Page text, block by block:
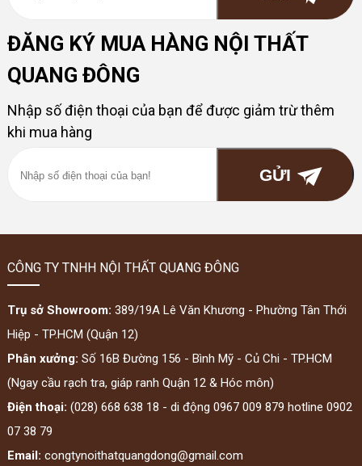
ĐĂNG KÝ MUA HÀNG NỘI THẤT
QUANG ĐÔNG
Nhập số điện thoại của bạn để được giảm trừ thêm
khi mua hàng
CÔNG TY TNHH NỘI THẤT QUANG ĐÔNG
Trụ sở Showroom: 389/19A Lê Văn Khương - Phường Tân Thới
Hiệp - TP.HCM (Quận 12)
Phân xưởng: Số 16B Đường 156 - Bình Mỹ - Củ Chi - TP.HCM
(Ngay cầu rạch tra, giáp ranh Quận 12 & Hóc môn)
Điện thoại: (028) 668 638 18 - di động 0967 009 879 hotline 0902
07 38 79
Email: congtynoithatquangdong@gmail.com